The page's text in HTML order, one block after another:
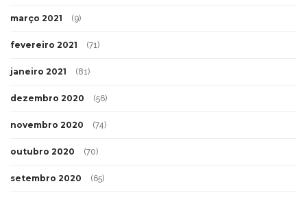
março 2021 (9)
fevereiro 2021 (71)
janeiro 2021 (81)
dezembro 2020 (56)
novembro 2020 (74)
outubro 2020 (70)
setembro 2020 (65)